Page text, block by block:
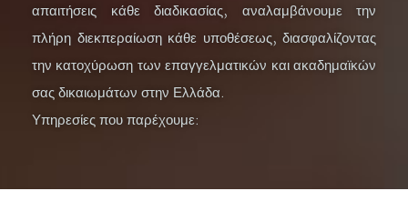
απαιτήσεις κάθε διαδικασίας, αναλαμβάνουμε την
πλήρη διεκπεραίωση κάθε υποθέσεως, διασφαλίζοντας
την κατοχύρωση των επαγγελματικών και ακαδημαϊκών
σας δικαιωμάτων στην Ελλάδα.
Υπηρεσίες που παρέχουμε: